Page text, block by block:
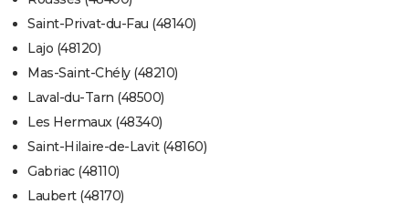
Saint-Privat-du-Fau (48140)
Lajo (48120)
Mas-Saint-Chély (48210)
Laval-du-Tarn (48500)
Les Hermaux (48340)
Saint-Hilaire-de-Lavit (48160)
Gabriac (48110)
Laubert (48170)